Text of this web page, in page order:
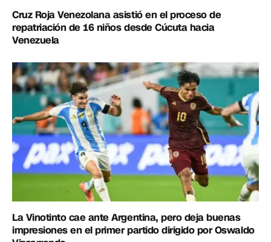
Cruz Roja Venezolana asistió en el proceso de
repatriación de 16 niños desde Cúcuta hacia
Venezuela
La Vinotinto cae ante Argentina, pero deja buenas
impresiones en el primer partido dirigido por Oswaldo